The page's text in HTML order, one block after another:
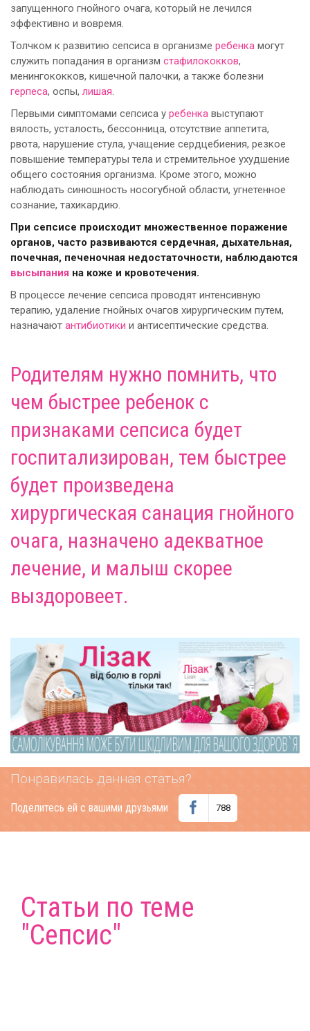
запущенного гнойного очага, который не лечился
эффективно и вовремя.
Толчком к развитию сепсиса в организме ребенка могут
служить попадания в организм стафилококков,
менингококков, кишечной палочки, а также болезни
герпеса, оспы, лишая
Первыми симптомами сепсиса у ребенка выступают
вялость, усталость, бессонница, отсутствие аппетита,
рвота, нарушение стула, учащение сердцебиения, резкое
повышение температуры тела и стремительное ухудшение
общего состояния организма. Кроме этого, можно
наблюдать синюшность носогубной области, угнетенное
сознание, тахикардию.
При сепсисе происходит множественное поражение
органов, часто развиваются сердечная, дыхательная,
почечная, печеночная недостаточности, наблюдаются
высыпания на коже и кровотечения.
В процессе лечение сепсиса проводят интенсивную
терапию, удаление гнойных очагов хирургическим путем,
назначают антибиотики и антисептические средства.
Родителям нужно помнить, что
чем быстрее ребенок с
признаками сепсиса будет
госпитализирован, тем быстрее
будет произведена
хирургическая санация гнойного
очага, назначено адекватное
лечение, и малыш скорее
выздоровеет.
Понравилась данная статья?
Поделитесь ей с вашими друзьями 788
Статьи по теме
"Сепсис"